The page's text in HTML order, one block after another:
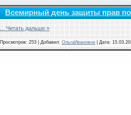
Всемирный день защиты прав
Читать дальше »
Просмотров: 253 | Добавил: ОльгаИвановна | Дата: